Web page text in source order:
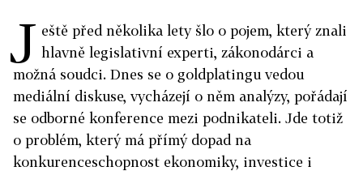
J eště před několika lety šlo o pojem, který znali
hlavně legislativní experti, zákonodárci a
možná soudci. Dnes se o goldplatingu vedou
mediální diskuse, vycházejí o něm analýzy, pořádají
se odborné konference mezi podnikateli. Jde totiž
o problém, který má přímý dopad na
konkurenceschopnost ekonomiky, investice i